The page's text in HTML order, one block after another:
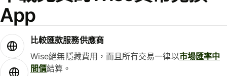
App
比較匯款服務供應商
Wise絕無隱藏費用，而且所有交易一律以市場匯率中
間價結算。